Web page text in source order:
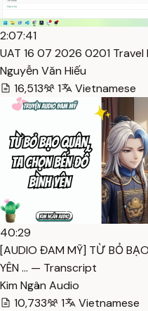
2:07:41
UAT 16 07 2026 0201
Nguyễn Văn Hiếu
16,513
1 Vietnamese
40:29
[AUDIO ĐAM MỸ] TỪ BỎ
YÊN … — Transcript
Kim Ngân Audio
10,733
1 Vietnamese